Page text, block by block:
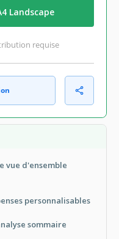
Landscape
requise
vue d'ensemble
personnalisables
sommaire